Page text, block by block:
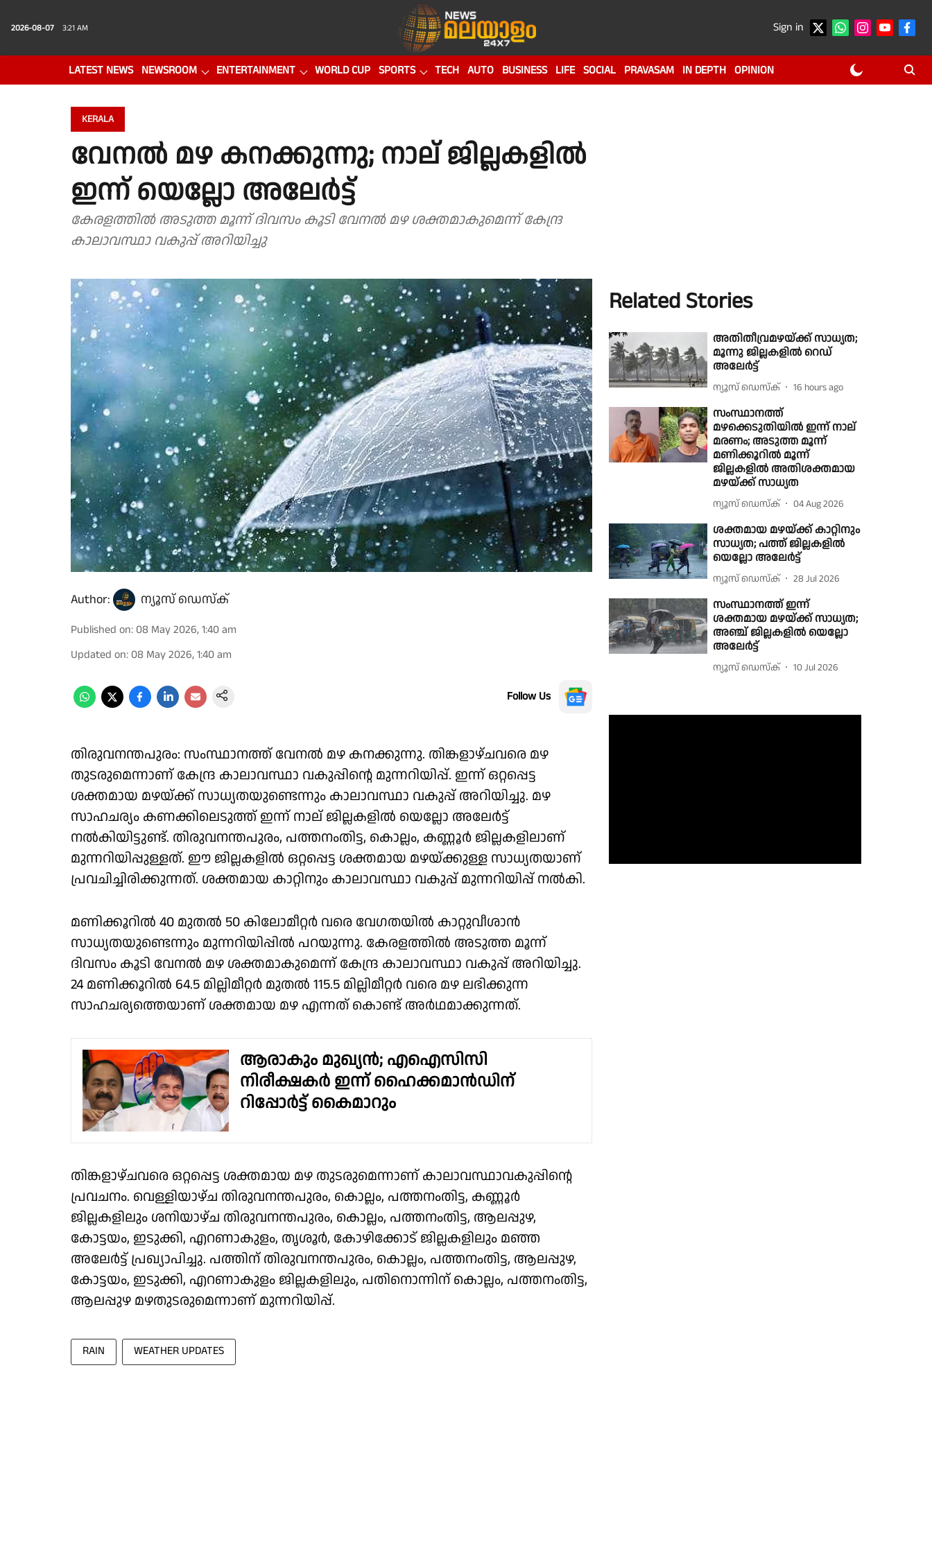
2026-08-07 3:21 AM Sign in
LATEST NEWS NEWSROOM ENTERTAINMENT WORLD CUP SPORTS TECH AUTO BUSINESS LIFE SOCIAL PRAVASAM IN DEPTH OPINION
KERALA
വേനൽ മഴ കനക്കുന്നു; നാല് ജില്ലകളിൽ
ഇന്ന് യെല്ലോ അലേർട്ട്
കേരളത്തിൽ അടുത്ത മൂന്ന് ദിവസം കൂടി വേനൽ മഴ ശക്തമാകുമെന്ന് കേന്ദ്ര
കാലാവസ്ഥാ വകുപ്പ് അറിയിച്ചു
Author: ന്യൂസ് ഡെസ്ക്
Published on: 08 May 2026, 1:40 am
Updated on: 08 May 2026, 1:40 am
Follow Us
തിരുവനന്തപുരം: സംസ്ഥാനത്ത്‌ വേനൽ മഴ കനക്കുന്നു. തിങ്കളാഴ്ചവരെ മഴ
തുടരുമെന്നാണ് കേന്ദ്ര കാലാവസ്ഥാ വകുപ്പിന്റെ മുന്നറിയിപ്പ്. ഇന്ന് ഒറ്റപ്പെട്ട
ശക്തമായ മഴയ്ക്ക് സാധ്യതയുണ്ടെന്നും കാലാവസ്ഥാ വകുപ്പ് അറിയിച്ചു. മഴ
സാഹചര്യം കണക്കിലെടുത്ത് ഇന്ന് നാല് ജില്ലകളിൽ യെല്ലോ അലേർട്ട്
നൽകിയിട്ടുണ്ട്. തിരുവനന്തപുരം, പത്തനംതിട്ട, കൊല്ലം, കണ്ണൂർ ജില്ലകളിലാണ്
മുന്നറിയിപ്പുള്ളത്. ഈ ജില്ലകളിൽ ഒറ്റപ്പെട്ട ശക്തമായ മഴയ്ക്കുള്ള സാധ്യതയാണ്
പ്രവചിച്ചിരിക്കുന്നത്. ശക്തമായ കാറ്റിനും കാലാവസ്ഥാ വകുപ്പ് മുന്നറിയിപ്പ് നൽകി.
മണിക്കൂറിൽ 40 മുതൽ 50 കിലോമീറ്റർ വരെ വേഗതയിൽ കാറ്റുവീശാൻ
സാധ്യതയുണ്ടെന്നും മുന്നറിയിപ്പിൽ പറയുന്നു. കേരളത്തിൽ അടുത്ത മൂന്ന്
ദിവസം കൂടി വേനൽ മഴ ശക്തമാകുമെന്ന് കേന്ദ്ര കാലാവസ്ഥാ വകുപ്പ് അറിയിച്ചു.
24 മണിക്കൂറിൽ 64.5 മില്ലിമീറ്റർ മുതൽ 115.5 മില്ലിമീറ്റർ വരെ മഴ ലഭിക്കുന്ന
സാഹചര്യത്തെയാണ് ശക്തമായ മഴ എന്നത് കൊണ്ട് അർഥമാക്കുന്നത്.
ആരാകും മുഖ്യൻ; എഐസിസി
നിരീക്ഷകർ ഇന്ന് ഹൈക്കമാൻഡിന്
റിപ്പോർട്ട് കൈമാറും
തിങ്കളാഴ്‌ചവരെ ഒറ്റപ്പെട്ട ശക്തമായ മഴ തുടരുമെന്നാണ്‌ കാലാവസ്ഥാവകുപ്പിന്റെ
പ്രവചനം. വെള്ളിയാഴ്‌ച തിരുവനന്തപുരം, കൊല്ലം, പത്തനംതിട്ട, കണ്ണൂർ
ജില്ലകളിലും ശനിയാഴ്‌ച തിരുവനന്തപുരം, കൊല്ലം, പത്തനംതിട്ട, ആലപ്പുഴ,
കോട്ടയം, ഇടുക്കി, എറണാകുളം, തൃശൂർ, കോഴിക്കോട് ജില്ലകളിലും മഞ്ഞ
അലേർട്ട്‌ ‌പ്രഖ്യാപിച്ചു. പത്തിന് തിരുവനന്തപുരം, കൊല്ലം, പത്തനംതിട്ട, ആലപ്പുഴ,
കോട്ടയം, ഇടുക്കി, എറണാകുളം ജില്ലകളിലും, പതിനൊന്നിന് കൊല്ലം, പത്തനംതിട്ട,
ആലപ്പുഴ മഴതുടരുമെന്നാണ് മുന്നറിയിപ്പ്.
RAIN WEATHER UPDATES
Related Stories
അതിതീവ്രമഴയ്ക്ക് സാധ്യത;
മൂന്നു ജില്ലകളിൽ റെഡ്
അലേർട്ട്
ന്യൂസ് ഡെസ്ക് 16 hours ago
സംസ്ഥാനത്ത്
മഴക്കെടുതിയിൽ ഇന്ന് നാല്
മരണം; അടുത്ത മൂന്ന്
മണിക്കൂറിൽ മൂന്ന്
ജില്ലകളിൽ അതിശക്തമായ
മഴയ്ക്ക് സാധ്യത
ന്യൂസ് ഡെസ്ക് 04 Aug 2026
ശക്തമായ മഴയ്ക്ക് കാറ്റിനും
സാധ്യത; പത്ത് ജില്ലകളിൽ
യെല്ലോ അലേർട്ട്
ന്യൂസ് ഡെസ്ക് 28 Jul 2026
സംസ്ഥാനത്ത് ഇന്ന്
ശക്തമായ മഴയ്ക്ക് സാധ്യത;
അഞ്ച് ജില്ലകളിൽ യെല്ലോ
അലേർട്ട്
ന്യൂസ് ഡെസ്ക് 10 Jul 2026